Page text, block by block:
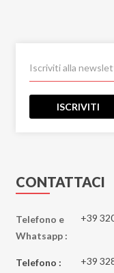
ISCRIVITI
CONTATTACI
Telefono e
Whatsapp :
+39
Telefono : +39